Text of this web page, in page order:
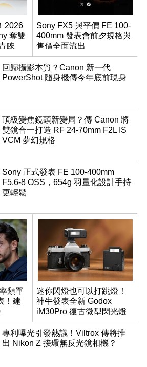
2026
奪雙
睞
Sony FX5 與平價 FE 100-
400mm 發表會前夕規格與
售價全面流出
回歸攝影本質？Canon 新一代
PowerShot 隨身機傳今年底前現身
頂級變焦鏡頭新變局？傳 Canon 將
雙鏡合一打造 RF 24-70mm F2L IS
VCM 夢幻規格
Sony 正式發表 FE 100-400mm
F5.6-8 OSS，654g 羽量化設計手持
更輕鬆
類單
！建
迷你閃燈也可以打跳燈！
神牛發表全新 Godox
iM30Pro 復古微型閃光燈
專利曝光引發熱議！Viltrox 傳將推
出 Nikon Z 接環無反光鏡相機？